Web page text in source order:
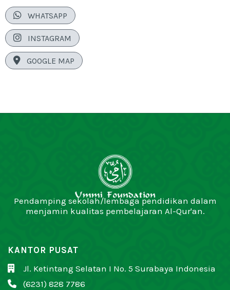
 WHATSAPP
 INSTAGRAM
 GOOGLE MAP
Pendamping sekolah/lembaga pendidikan dalam
menjamin kualitas pembelajaran Al-Qur'an.
KANTOR PUSAT
 Jl. Ketintang Selatan I No. 5 Surabaya Indonesia
 (6231) 828 7786